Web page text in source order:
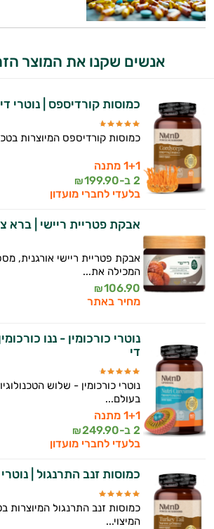
אנשים שקנו את המוצר
כמוסות קורדיספס | נוטרי די
כמוסות קורדיספס המיוצרות
1+1 מתנה
2 ב-
199.90
₪
בלעדי לחברי מועדון
אבקת פטריית ריישי | ברא
אבקת פטריית ריישי אורגנית,
המכילה את...
106.90
₪
מחיר באתר
נוטרי כורכומין - ננו
די
נוטרי כורכומין - שלוש
בעולם...
1+1 מתנה
2 ב-
249.90
₪
בלעדי לחברי מועדון
כמוסות זנב התרנגול | נוטרי
כמוסות זנב התרנגול המיוצרות
המיצוי...
אני יועץ הבריאות האישי AI של טבע בריא.
וספרות מקצועית בתחומי הרפואה
ותזונת הספורט.
אני כאן כדי לעזור לך להתאים את
התזונה ומוצרי הבריאות המדויקים
ולמצב הגופני שלך, ולהסביר לך אילו
עובדים יחד כדי למקסם תוצאות גם
אישיות מבוססות מדעית.
זה הזמן להתחיל. איך אוכל לעזור?